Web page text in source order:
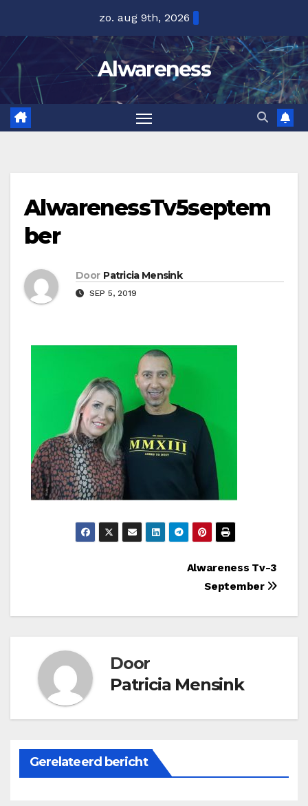
inhoud
zo. aug 9th, 2026
Alwareness
AlwarenessTv5septem
ber
Door Patricia Mensink
SEP 5, 2019
Alwareness Tv-3
September
Door
Patricia Mensink
Gerelateerd bericht